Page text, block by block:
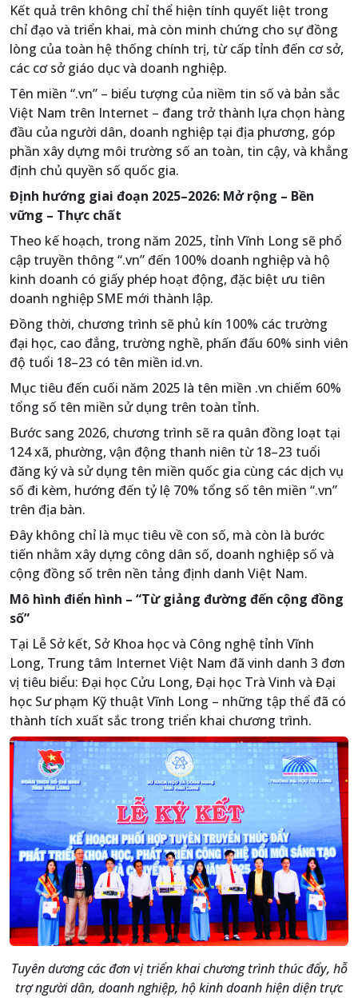
Kết quả trên không chỉ thể hiện tính quyết liệt trong
chỉ đạo và triển khai, mà còn minh chứng cho sự đồng
lòng của toàn hệ thống chính trị, từ cấp tỉnh đến cơ sở,
các cơ sở giáo dục và doanh nghiệp.
Tên miền “.vn” – biểu tượng của niềm tin số và bản sắc
Việt Nam trên Internet – đang trở thành lựa chọn hàng
đầu của người dân, doanh nghiệp tại địa phương, góp
phần xây dựng môi trường số an toàn, tin cậy, và khẳng
định chủ quyền số quốc gia.
Định hướng giai đoạn 2025–2026: Mở rộng – Bền
vững – Thực chất
Theo kế hoạch, trong năm 2025, tỉnh Vĩnh Long sẽ phổ
cập truyền thông “.vn” đến 100% doanh nghiệp và hộ
kinh doanh có giấy phép hoạt động, đặc biệt ưu tiên
doanh nghiệp SME mới thành lập.
Đồng thời, chương trình sẽ phủ kín 100% các trường
đại học, cao đẳng, trường nghề, phấn đấu 60% sinh viên
độ tuổi 18–23 có tên miền id.vn.
Mục tiêu đến cuối năm 2025 là tên miền .vn chiếm 60%
tổng số tên miền sử dụng trên toàn tỉnh.
Bước sang 2026, chương trình sẽ ra quân đồng loạt tại
124 xã, phường, vận động thanh niên từ 18–23 tuổi
đăng ký và sử dụng tên miền quốc gia cùng các dịch vụ
số đi kèm, hướng đến tỷ lệ 70% tổng số tên miền “.vn”
trên địa bàn.
Đây không chỉ là mục tiêu về con số, mà còn là bước
tiến nhằm xây dựng công dân số, doanh nghiệp số và
cộng đồng số trên nền tảng định danh Việt Nam.
Mô hình điển hình – “Từ giảng đường đến cộng đồng
số”
Tại Lễ Sở kết, Sở Khoa học và Công nghệ tỉnh Vĩnh
Long, Trung tâm Internet Việt Nam đã vinh danh 3 đơn
vị tiêu biểu: Đại học Cửu Long, Đại học Trà Vinh và Đại
học Sư phạm Kỹ thuật Vĩnh Long – những tập thể đã có
thành tích xuất sắc trong triển khai chương trình.
Tuyên dương các đơn vị triển khai chương trình thúc đẩy, hỗ
trợ người dân, doanh nghiệp, hộ kinh doanh hiện diện trực